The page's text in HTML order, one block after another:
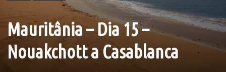
Mauritânia – Dia 15 –
Nouakchott a Casablanca